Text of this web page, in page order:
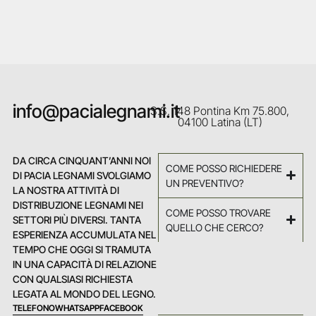
info@pacialegnami.itS.S. 148 Pontina Km 75.800,
04100 Latina (LT)
DA CIRCA CINQUANT’ANNI NOI
DI PACIA LEGNAMI SVOLGIAMO
LA NOSTRA ATTIVITÀ DI
DISTRIBUZIONE LEGNAMI NEI
SETTORI PIÙ DIVERSI. TANTA
ESPERIENZA ACCUMULATA NEL
TEMPO CHE OGGI SI TRAMUTA
IN UNA CAPACITÀ DI RELAZIONE
CON QUALSIASI RICHIESTA
LEGATA AL MONDO DEL LEGNO.
TELEFONOWHATSAPPFACEBOOK
COME POSSO RICHIEDERE
UN PREVENTIVO?
COME POSSO TROVARE
QUELLO CHE CERCO?